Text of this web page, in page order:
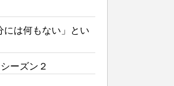
には何もない」とい
ーズン２